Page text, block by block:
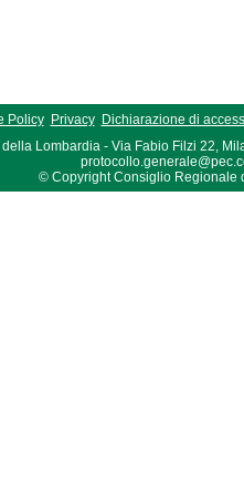
Policy Privacy Dichiarazione di
Lombardia - Via Fabio Filzi 22,
© Copyright Consiglio Regionale